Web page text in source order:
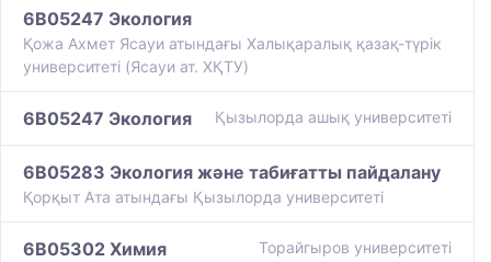
6B05247 Экология
Қожа Ахмет Ясауи атындағы Халықаралық қазақ-түрiк
университетi (Ясауи ат. ХҚТУ)
6B05247 Экология Қызылорда ашық университеті
6B05283 Экология және табиғатты пайдалану
Қорқыт Ата атындағы Қызылорда университеті
6B05302 Химия Торайгыров университеті